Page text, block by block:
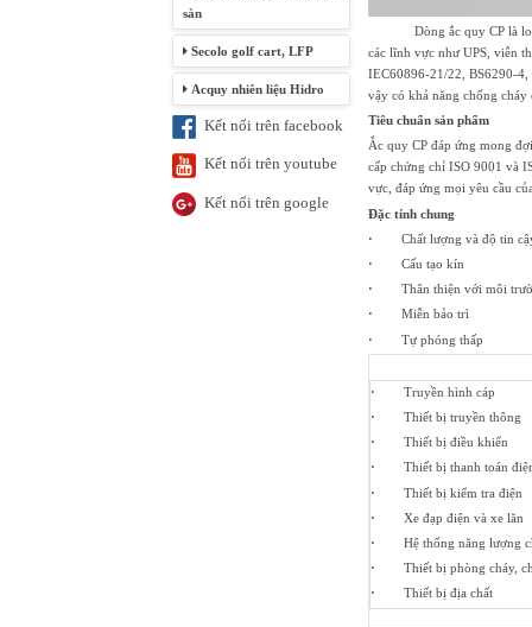
sàn
Secolo golf cart, LFP
Acquy nhiên liệu Hidro
Kết nối trên facebook
Kết nối trên youtube
Kết nối trên google
Dòng ắc quy CP là loại
các lĩnh vực như UPS, viễn
IEC60896-21/22, BS6290-
vậy có khả năng chống
Tiêu chuẩn sản phẩm
Ắc quy CP đáp ứng mong
cấp chứng chỉ ISO 9001 và
vực, đáp ứng mọi yêu cầu
Đặc tính chung
· Chất lượng và độ tin
·
Cấu tạo kín
·
Thân thiện với môi
·
Miễn bảo trì
·
Tự phóng thấp
· Truyền hình cáp
· Thiết bị truyền thông
· Thiết bị điều khiển
· Thiết bị thanh toán
· Thiết bị kiểm tra điện
·
Xe đạp điện và xe lăn
· Hệ thống năng lượng
· Thiết bị phòng cháy,
· Thiết bị địa chất